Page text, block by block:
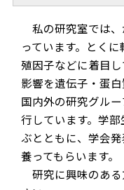
私の研究室では、
っています。とく
殖因子などに着目
影響を遺伝子・蛋白
国内外の研究グル
行しています。学
ぶとともに、学会
養ってもらいます。
研究に興味のある